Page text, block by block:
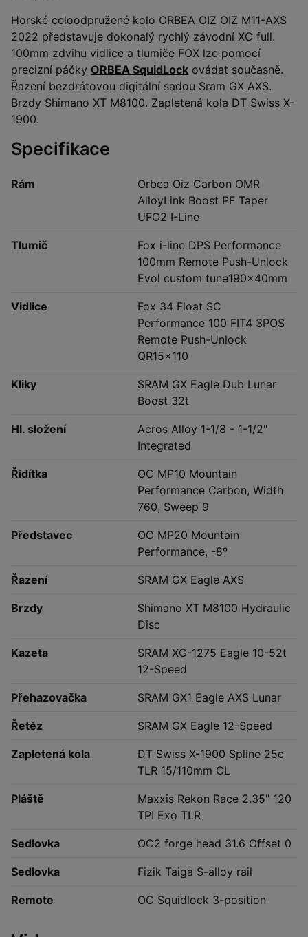
Horské celoodpružené kolo ORBEA OIZ OIZ M11-AXS
2022 představuje dokonalý rychlý závodní XC full.
100mm zdvihu vidlice a tlumiče FOX lze pomocí
precizní páčky ORBEA SquidLock ovádat současně.
Řazení bezdrátovou digitální sadou Sram GX AXS.
Brzdy Shimano XT M8100. Zapletená kola DT Swiss X-
1900.
Specifikace
Rám
Orbea Oiz Carbon OMR
AlloyLink Boost PF Taper
UFO2 I-Line
Tlumič
Fox i-line DPS Performance
100mm Remote Push-Unlock
Evol custom tune190x40mm
Vidlice
Fox 34 Float SC
Performance 100 FIT4 3POS
Remote Push-Unlock
QR15x110
Kliky
SRAM GX Eagle Dub Lunar
Boost 32t
Hl. složení
Acros Alloy 1-1/8 - 1-1/2"
Integrated
Řidítka
OC MP10 Mountain
Performance Carbon, Width
760, Sweep 9
Představec
OC MP20 Mountain
Performance, -8º
Řazení SRAM GX Eagle AXS
Brzdy
Shimano XT M8100 Hydraulic
Disc
Kazeta
SRAM XG-1275 Eagle 10-52t
12-Speed
Přehazovačka SRAM GX1 Eagle AXS Lunar
Řetěz SRAM GX Eagle 12-Speed
Zapletená kola
DT Swiss X-1900 Spline 25c
TLR 15/110mm CL
Pláště
Maxxis Rekon Race 2.35" 120
TPI Exo TLR
Sedlovka OC2 forge head 31.6 Offset 0
Sedlovka Fizik Taiga S-alloy rail
Remote OC Squidlock 3-position